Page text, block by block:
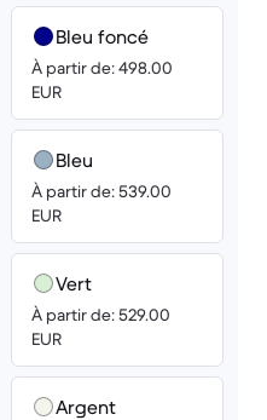
Bleu foncé
À partir de: 498.00
EUR
Bleu
À partir de: 539.00
EUR
Vert
À partir de: 529.00
EUR
Argent